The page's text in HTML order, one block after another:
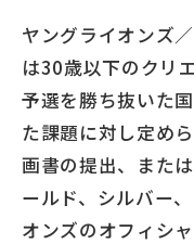
ヤングライオンズ
は30歳以下のクリ
予選を勝ち抜いた
た課題に対し定め
画書の提出、また
ールド、シルバー
オンズのオフィシ